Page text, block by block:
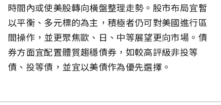
時間內或使美股轉向橫盤整理走勢。股市布局宜暫
以平衡、多元標的為主，積極者仍可對美國進行區
間操作，並更聚焦歐、日、中等展望更向市場。債
券方面宜配置體質趨穩債券，如較高評級非投等
債、投等債，並宜以美債作為優先選擇。